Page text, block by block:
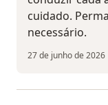
cuidado.
necessário.
27 de junho de 2026